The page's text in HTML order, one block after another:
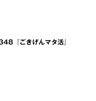
『ごきげんマタ活』